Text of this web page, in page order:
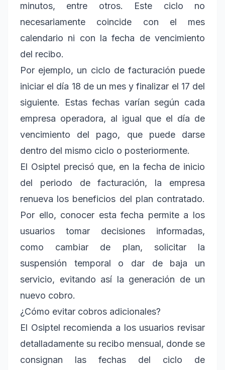
minutos, entre otros. Este ciclo no
necesariamente coincide con el mes
calendario ni con la fecha de vencimiento
del recibo.
Por ejemplo, un ciclo de facturación puede
iniciar el día 18 de un mes y finalizar el 17 del
siguiente. Estas fechas varían según cada
empresa operadora, al igual que el día de
vencimiento del pago, que puede darse
dentro del mismo ciclo o posteriormente.
El Osiptel precisó que, en la fecha de inicio
del periodo de facturación, la empresa
renueva los beneficios del plan contratado.
Por ello, conocer esta fecha permite a los
usuarios tomar decisiones informadas,
como cambiar de plan, solicitar la
suspensión temporal o dar de baja un
servicio, evitando así la generación de un
nuevo cobro.
¿Cómo evitar cobros adicionales?
El Osiptel recomienda a los usuarios revisar
detalladamente su recibo mensual, donde se
consignan las fechas del ciclo de